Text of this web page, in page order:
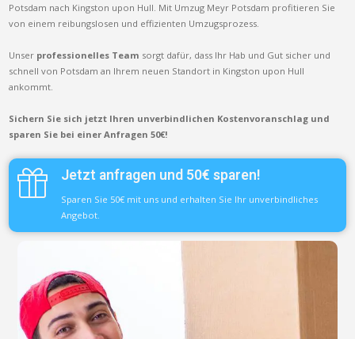
Potsdam nach Kingston upon Hull. Mit Umzug Meyr Potsdam profitieren Sie
von einem reibungslosen und effizienten Umzugsprozess.
Unser professionelles Team sorgt dafür, dass Ihr Hab und Gut sicher und
schnell von Potsdam an Ihrem neuen Standort in Kingston upon Hull
ankommt.
Sichern Sie sich jetzt Ihren unverbindlichen Kostenvoranschlag und
sparen Sie bei einer Anfragen 50€!
Jetzt anfragen und 50€ sparen!
Sparen Sie 50€ mit uns und erhalten Sie Ihr unverbindliches
Angebot.